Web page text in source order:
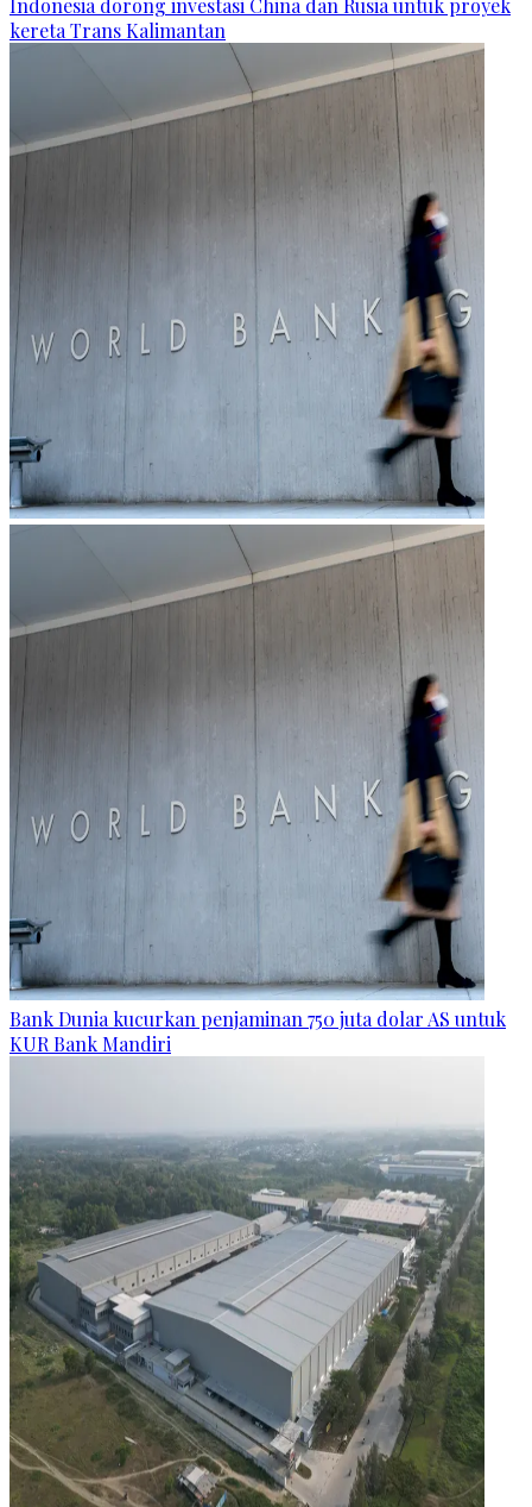
Indonesia dorong investasi China dan Rusia untuk proyek
kereta Trans Kalimantan
Bank Dunia kucurkan penjaminan 750 juta dolar AS untuk
KUR Bank Mandiri